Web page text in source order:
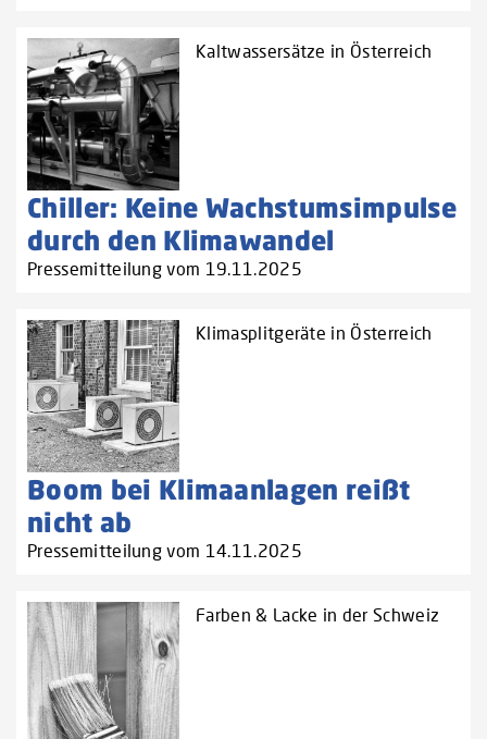
Kaltwassersätze in Österreich
Chiller: Keine Wachstumsimpulse
durch den Klimawandel
Pressemitteilung vom 19.11.2025
Klimasplitgeräte in Österreich
Boom bei Klimaanlagen reißt
nicht ab
Pressemitteilung vom 14.11.2025
Farben & Lacke in der Schweiz